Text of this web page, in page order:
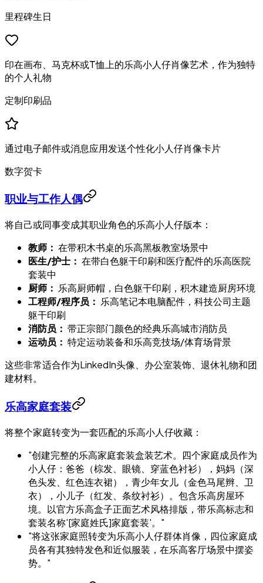
里程碑生日
印在画布、马克杯或T恤上的乐高小人仔肖像艺术，作为独特
的个人礼物
定制印刷品
通过电子邮件或消息应用发送个性化小人仔肖像卡片
数字贺卡
职业与工作人偶
将自己或同事变成其职业角色的乐高小人仔版本：
教师： 在带积木书桌的乐高黑板教室场景中
医生/护士： 在带白色躯干印刷和医疗配件的乐高医院
套装中
厨师： 乐高厨师帽，白色躯干印刷，积木建造厨房环境
工程师/程序员： 乐高笔记本电脑配件，科技公司主题
躯干印刷
消防员： 带正宗部门颜色的经典乐高城市消防员
运动员： 特定运动装备和乐高竞技场/体育场背景
这些非常适合作为LinkedIn头像、办公室装饰、退休礼物和团
建材料。
乐高家庭套装
将整个家庭转变为一套匹配的乐高小人仔收藏：
"创建完整的乐高家庭套装盒装艺术。四个家庭成员作为
小人仔：爸爸（棕发、眼镜、穿蓝色衬衫），妈妈（深
色头发、红色连衣裙），青少年女儿（金色马尾辫、卫
衣），小儿子（红发、条纹衬衫）。包含乐高房屋环
境。以官方乐高盒子正面艺术风格排版，带乐高标志和
套装名称'[家庭姓氏]家庭套装'。"
"将这张家庭照转变为乐高小人仔群体肖像，四位家庭成
员各有其独特发色和近似服装，在乐高客厅场景中摆姿
势。"